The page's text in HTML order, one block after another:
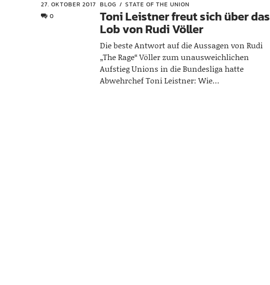
27. OKTOBER 2017
0
BLOG STATE OF THE UNION
Toni Leistner freut sich über das
Lob von Rudi Völler
Die beste Antwort auf die Aussagen von Rudi
„The Rage“ Völler zum unausweichlichen
Aufstieg Unions in die Bundesliga hatte
Abwehrchef Toni Leistner: Wie…